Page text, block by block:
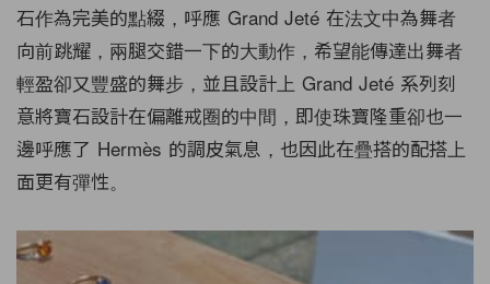
石作為完美的點綴，呼應 Grand Jeté 在法文中為舞者
向前跳耀，兩腿交錯一下的大動作，希望能傳達出舞者
輕盈卻又豐盛的舞步，並且設計上 Grand Jeté 系列刻
意將寶石設計在偏離戒圈的中間，即使珠寶隆重卻也一
邊呼應了 Hermès 的調皮氣息，也因此在疊搭的配搭上
面更有彈性。